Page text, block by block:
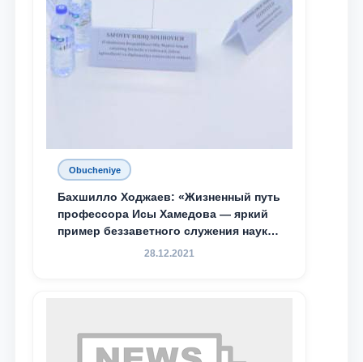
Obucheniye
Бахшилло Ходжаев: «Жизненный путь
профессора Исы Хамедова — яркий
пример беззаветного служения науке,
Родине и воспитанию молодого
28.12.2021